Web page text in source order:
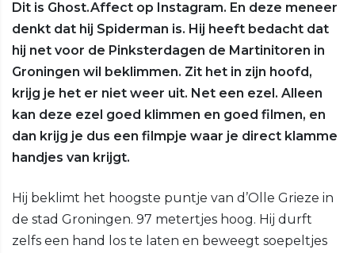
Dit is Ghost.Affect op Instagram. En deze meneer
denkt dat hij Spiderman is. Hij heeft bedacht dat
hij net voor de Pinksterdagen de Martinitoren in
Groningen wil beklimmen. Zit het in zijn hoofd,
krijg je het er niet weer uit. Net een ezel. Alleen
kan deze ezel goed klimmen en goed filmen, en
dan krijg je dus een filmpje waar je direct klamme
handjes van krijgt.
Hij beklimt het hoogste puntje van d’Olle Grieze in
de stad Groningen. 97 metertjes hoog. Hij durft
zelfs een hand los te laten en beweegt soepeltjes